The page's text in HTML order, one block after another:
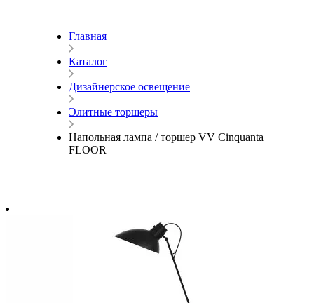
Главная
Каталог
Дизайнерское освещение
Элитные торшеры
Напольная лампа / торшер VV Cinquanta
FLOOR